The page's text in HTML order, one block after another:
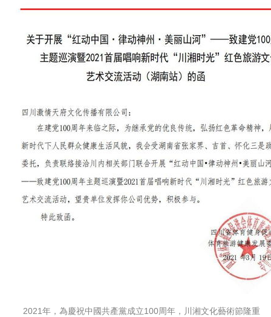
2021年，為慶祝中國共產黨成立100周年，川湘文化藝術節隆重